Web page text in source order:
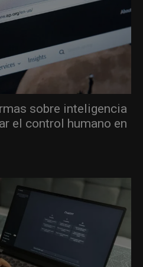
sobre inteligencia
el control humano en